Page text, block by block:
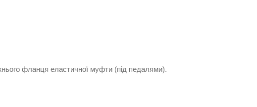
фланця еластичної муфти (під педалями).